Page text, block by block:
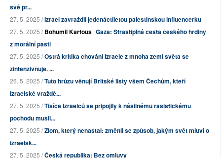
své pr...
27. 5. 2025 /Izrael zavraždil jedenáctiletou palestinskou influencerku
27. 5. 2025 /Bohumil Kartous Gaza: Strastiplná cesta českého hrdiny
z morální pasti
27. 5. 2025 /Ostrá kritika chování Izraele z mnoha zemí světa se
zintenzivňuje. ...
26. 5. 2025 /Tuto hrůzu věnují Britské listy všem Čechům, kteří
izraelské vraždě...
27. 5. 2025 /Tisíce Izraelců se připojily k násilnému rasistickému
pochodu musli...
27. 5. 2025 /Zlom, který nenastal: změnil se způsob, jakým svět mluví o
izraelsk...
27. 5. 2025 /Česká republika: Bez omluvy